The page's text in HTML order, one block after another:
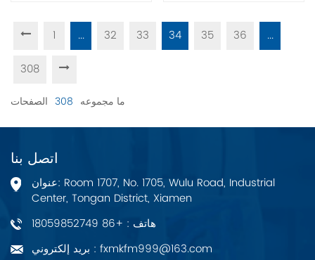
1 ... 32 33 34 35 36
...
308
ما مجموعه 308 الصفحات
اتصل بنا
عنوان: Room 1707, No. 1705, Wulu Road, Industrial
Center, Tongan District, Xiamen
هاتف : +86 18059852749
بريد إلكتروني : fxmkfm999@163.com